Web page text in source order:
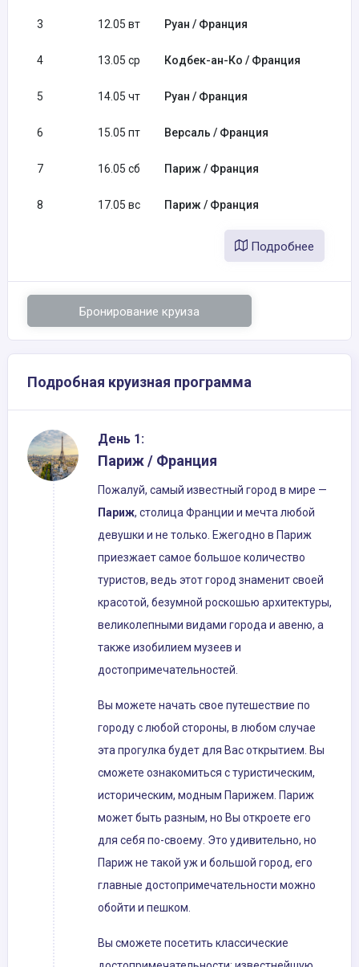
3 12.05 вт Руан / Франция
4 13.05 ср Кодбек-ан-Ко / Франция
5 14.05 чт Руан / Франция
6 15.05 пт Версаль / Франция
7 16.05 сб Париж / Франция
8 17.05 вс Париж / Франция
Подробнее
Бронирование круиза
Подробная круизная программа
День 1:
Париж / Франция
Пожалуй, самый известный город в мире —
Париж, столица Франции и мечта любой
девушки и не только. Ежегодно в Париж
приезжает самое большое количество
туристов, ведь этот город знаменит своей
красотой, безумной роскошью архитектуры,
великолепными видами города и авеню, а
также изобилием музеев и
достопримечательностей.
Вы можете начать свое путешествие по
городу с любой стороны, в любом случае
эта прогулка будет для Вас открытием. Вы
сможете ознакомиться с туристическим,
историческим, модным Парижем. Париж
может быть разным, но Вы откроете его
для себя по-своему. Это удивительно, но
Париж не такой уж и большой город, его
главные достопримечательности можно
обойти и пешком.
Вы сможете посетить классические